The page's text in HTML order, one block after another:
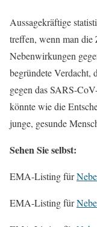
Aussagekräftige
treffen, wenn man die
Nebenwirkungen
begründete Verdacht,
gegen das SARS-
könnte wie die
junge, gesunde
Sehen Sie selbst:
EMA-Listing für
EMA-Listing für